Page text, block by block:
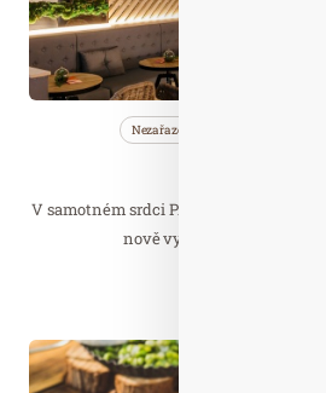
Nezařazené
V samotném srdci Prahy, těsně u
nově vybudovanou oázu